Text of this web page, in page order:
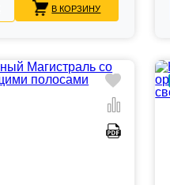
В КОРЗИНУ